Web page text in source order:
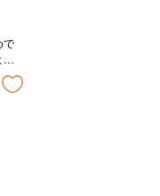
で
う